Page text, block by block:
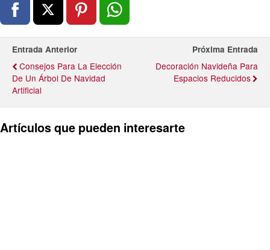
Entrada Anterior
Consejos Para La Elección
De Un Árbol De Navidad
Artificial
Próxima Entrada
Decoración Navideña Para
Espacios Reducidos
Artículos que pueden interesarte